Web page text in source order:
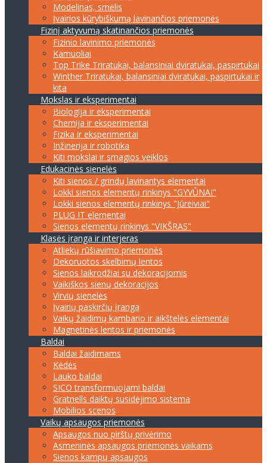
Modelinas, smėlis
Įvairios kūrybiškumą lavinančios priemonės
Fizinį aktyvumą skatinančios priemonės
Fizinio lavinimo priemonės
Kamuoliai
Top Trike Triratukai, balansiniai dviratukai, paspirtukai
Winther Triratukai, balansiniai dviratukai, paspirtukai ir
kita
Mokslas ir eksperimentai
Biologija ir eksperimentai
Chemija ir eksperimentai
Fizika ir eksperimentai
Inžinerija ir robotika
Kiti mokslai ir smagios veiklos
Edukacinės sienelės
Kiti sienos / grindų lavinantys elementai
Lokki sienos elementų rinkinys "GYVŪNAI"
Lokki sienos elementų rinkinys "Jūreiviai"
PLUG IT elementai
Sienos elementų rinkinys "VIKŠRAS"
Klasės įranga ir interjeras
Atliekų rūšiavimo priemonės
Dekoruotos skelbimų lentos
Sienos laikrodžiai su dekoracijomis
Vaikiškos sienų dekoracijos
Virvių sienelės
Įvairių paskirčių įranga
Vaikų žaidimų kambario ir aikštelės elementai
Magnetinės lentos ir priemonės
Baldai
Baldai žaidimams
Kėdės
Lauko baldai
SICO transformuojami baldai
Gratnells daiktų susidėjimo sistema
Mobilios scenos
Vaikų apsaugos priemonės
Apsaugos nuo pirštų privėrimo
Asmeninės apsaugos priemonės vaikams
Sienos kampų apsaugos